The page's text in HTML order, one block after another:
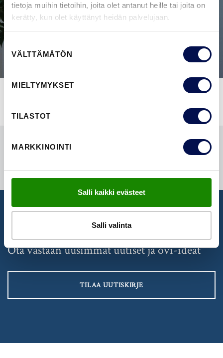
tietoja muihin tietoihin, joita olet antanut heille tai joita on
kerätty, kun olet käyttänyt heidän palvelujaan.
valinta
VÄLTTÄMÄTÖN
MIELTYMYKSET
TILASTOT
MARKKINOINTI
Salli kaikki evästeet
Salli valinta
Ota vastaan uusimmat uutiset ja ovi-ideat
TILAA UUTISKIRJE